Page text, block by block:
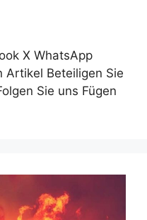
X WhatsApp
Artikel Beteiligen Sie
Sie uns Fügen